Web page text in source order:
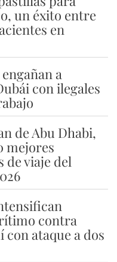
un éxito entre
en
a
con ilegales
de Abu Dhabi,
mejores
de viaje del
contra
con ataque a dos